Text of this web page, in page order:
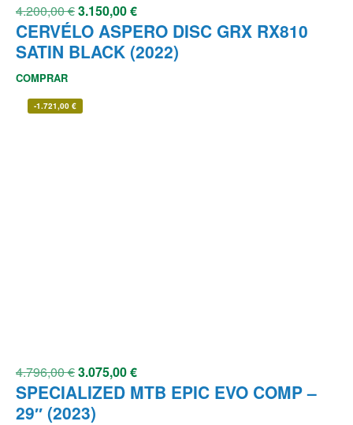
4.200,00€3.150,00€
CERVÉLO ASPERO DISC GRX RX810
SATIN BLACK (2022)
COMPRAR
-1.721,00 €
4.796,00€3.075,00€
SPECIALIZED MTB EPIC EVO COMP –
29″ (2023)